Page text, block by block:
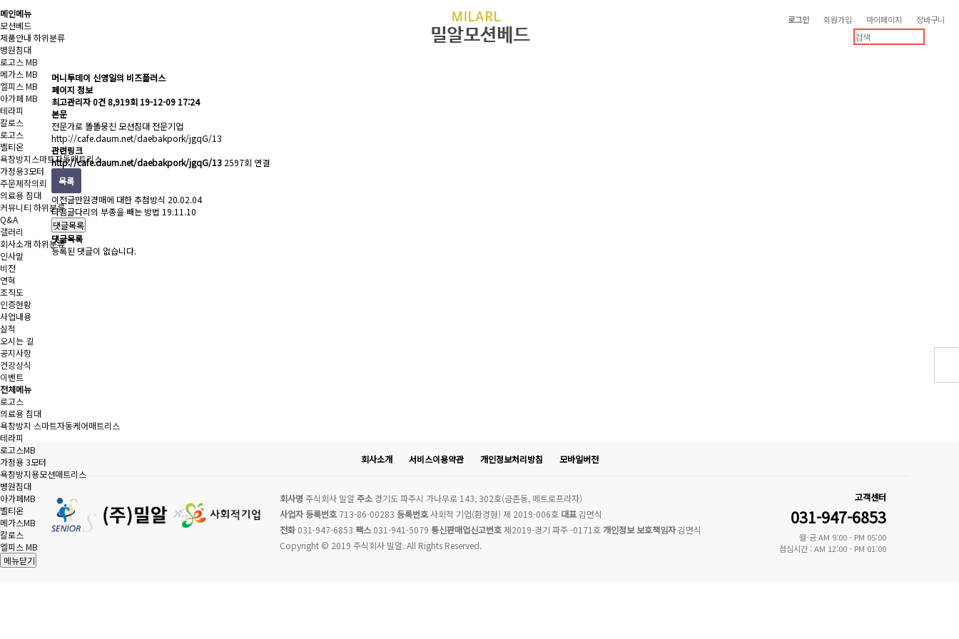
장바구니
마이페이지
회원가입
로그인
메인메뉴
모션베드
제품안내 하위분류
병원침대
로고스 MB
메가스 MB
엘피스 MB
아가페 MB
테라피
칼로스
로고스
벨티온
욕창방지스마트자동매트리스
가정용3모터
주문제작의뢰
의료용 침대
커뮤니티 하위분류
Q&A
갤러리
회사소개하위분류
인사말
비전
연혁
조직도
인증현황
사업내용
실적
오시는 길
공지사항
건강상식
이벤트
전체메뉴
로고스
의료용 침대
욕창방지 스마트자동케어매트리스
테라피
로고스MB
가정용 3모터
욕창방지용모션매트리스
병원침대
아가페MB
벨티온
메가스MB
칼로스
엘피스 MB
메뉴닫기
머니투데이 신영일의 비즈플러스
페이지 정보
최고관리자0건8,919회 19-12-09 17:24
본문
전문가로 똘똘뭉친 모션침대 전문기업
http://cafe.daum.net/daebakpork/jgqG/13
관련링크
http://cafe.daum.net/daebakpork/jgqG/13 2597회 연결
목록
이전글만원경매에 대한 추첨방식 20.02.04
다음글다리의 부종을 빼는 방법 19.11.10
댓글목록
댓글목록
등록된 댓글이 없습니다.
회사소개 서비스이용약관 개인정보처리방침 모바일버전
회사명 주식회사 밀알주소 경기도 파주시 가나무로 143, 302호(금촌동, 메트로프라자)
사업자 등록번호 713-86-00283 등록번호사회적 기업(환경형) 제 2019-006호 대표김면식
전화 031-947-6853 팩스 031-941-5079 통신판매업신고번호제2019-경기 파주 -0171호개인정보 보호책임자김면식
Copyright © 2019 주식회사 밀알. All Rights Reserved.
고객센터
031-947-6853
월-금 AM 9:00 - PM 05:00
점심시간 : AM 12:00 - PM 01:00